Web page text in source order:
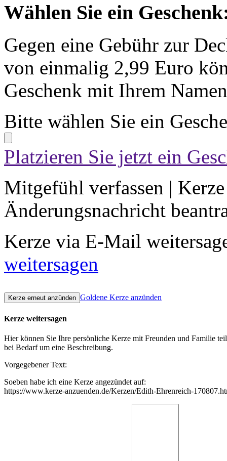
Wählen Sie ein
Gegen eine Gebühr zur
von einmalig 2,99 Euro
Geschenk mit Ihrem
Bitte wählen Sie ein
Platzieren Sie jetzt ein
Mitgefühl verfassen |
Änderungsnachricht
Kerze via E-Mail
weitersagen
Goldene Kerze anzünden
Kerze weitersagen
Hier können Sie Ihre persönliche Kerze mit Freunden und Familie
bei Bedarf um eine Beschreibung.
Vorgegebener Text:
Soeben habe ich eine Kerze angezündet auf:
https://www.kerze-anzuenden.de/Kerzen/Edith-Ehrenreich-